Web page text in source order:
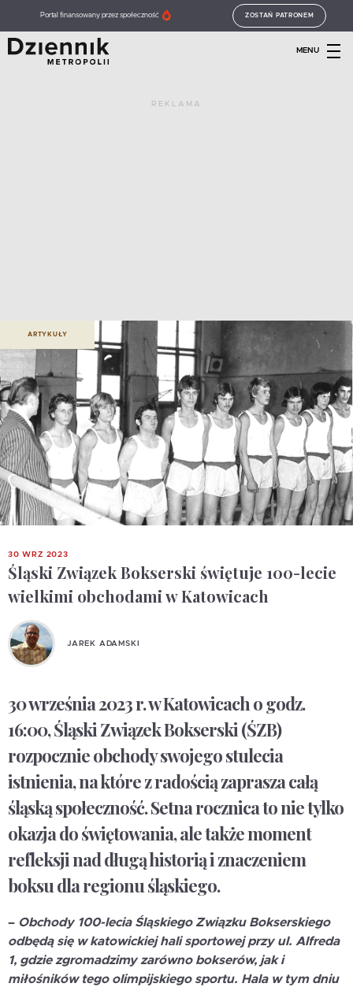
Portal finansowany przez społeczność ZOSTAŃ PATRONEM
MENU
REKLAMA
ARTYKUŁY
30 WRZ 2023
Śląski Związek Bokserski świętuje 100-lecie
wielkimi obchodami w Katowicach
JAREK ADAMSKI
30 września 2023 r. w Katowicach o godz.
16:00, Śląski Związek Bokserski (ŚZB)
rozpocznie obchody swojego stulecia
istnienia, na które z radością zaprasza całą
śląską społeczność. Setna rocznica to nie tylko
okazja do świętowania, ale także moment
refleksji nad długą historią i znaczeniem
boksu dla regionu śląskiego.
– Obchody 100-lecia Śląskiego Związku Bokserskiego
odbędą się w katowickiej hali sportowej przy ul. Alfreda
1, gdzie zgromadzimy zarówno bokserów, jak i
miłośników tego olimpijskiego sportu. Hala w tym dniu